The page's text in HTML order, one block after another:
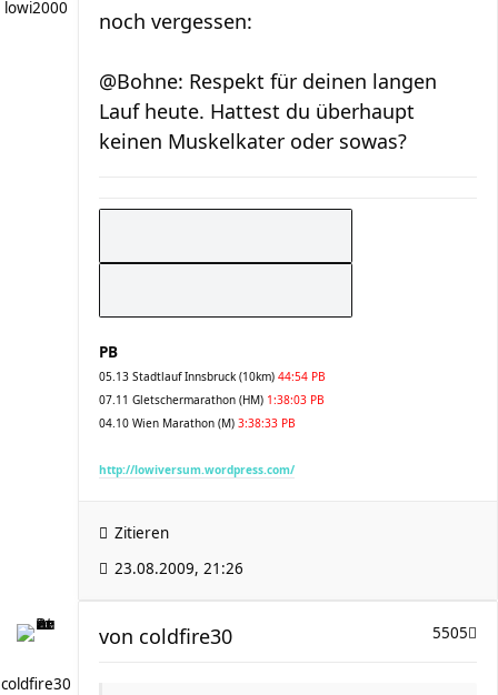
lowi2000 noch vergessen:
@Bohne: Respekt für deinen langen
Lauf heute. Hattest du überhaupt
keinen Muskelkater oder sowas?
PB
05.13 Stadtlauf Innsbruck (10km) 44:54 PB
07.11 Gletschermarathon (HM) 1:38:03 PB
04.10 Wien Marathon (M) 3:38:33 PB
http://lowiversum.wordpress.com/
Zitieren
23.08.2009, 21:26
coldfire30
5505
von coldfire30